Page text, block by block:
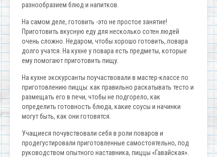
разнообразием блюд и напитков.
На самом деле, готовить -это не простое занятие!
Приготовить вкусную еду для несколько сотен людей
очень сложно. Недаром, чтобы хорошо готовить, повара
долго учатся. На кухне у повара есть предметы, которые
ему помогают приготовить пищу.
На кухне экскурсанты поучаствовали в мастер-классе по
приготовлению пиццы: как правильно раскатывать тесто и
размещать его в печи, чтобы не подгорело, как
определить готовность блюда, какие соусы и начинки
могут быть, как они готовятся.
Учащиеся почувствовали себя в роли поваров и
продегустировали приготовленные самостоятельно, под
руководством опытного наставника, пиццы «Гавайская».